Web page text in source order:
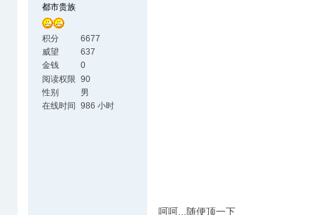
都市贵族
积分
6677
威望
637
金钱
0
阅读权限 90
性别
男
在线时间
986 小时
呵呵...随便顶一下